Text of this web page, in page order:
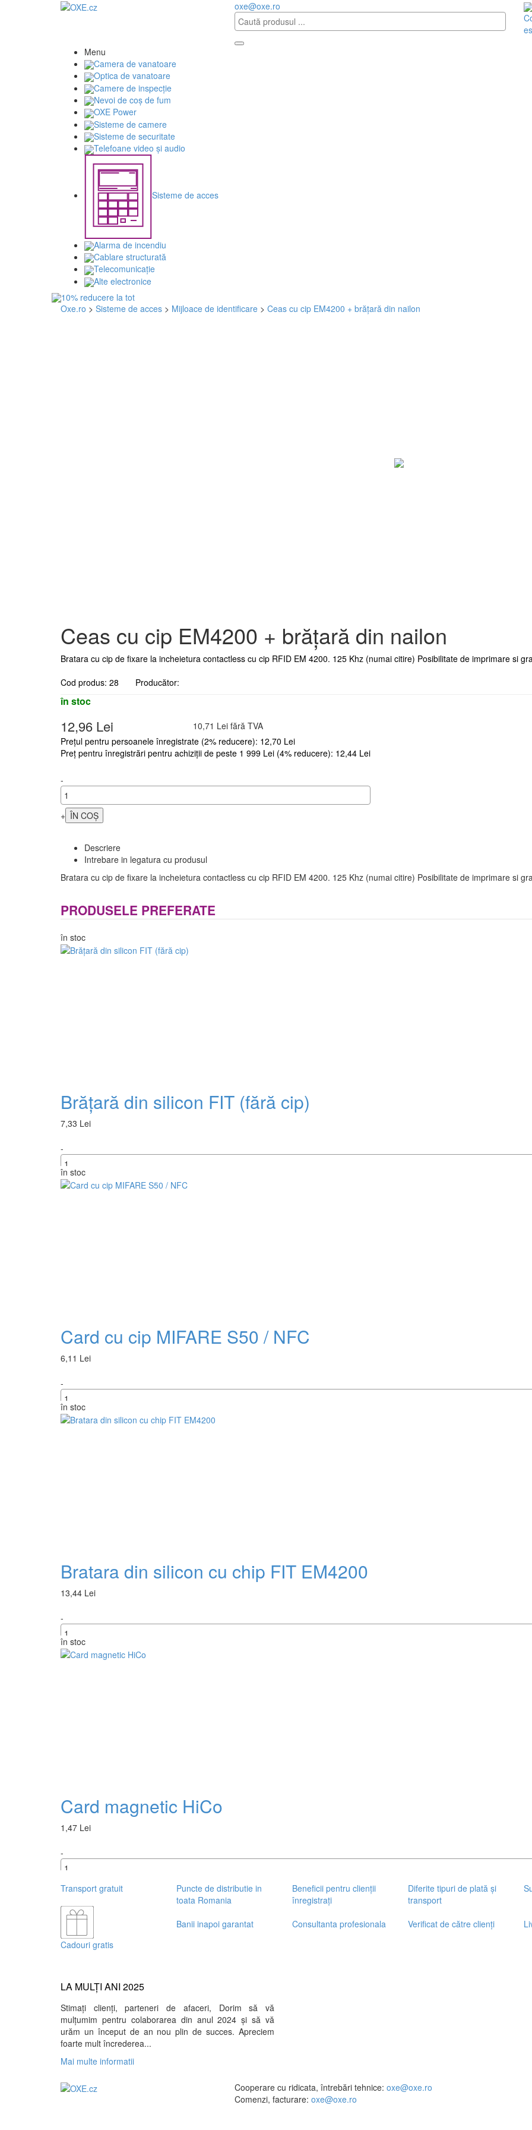
oxe@oxe.ro
Menu
Camera de vanatoare
Optica de vanatoare
Camere de inspecție
Nevoi de coș de fum
OXE Power
Sisteme de camere
Sisteme de securitate
Telefoane video și audio
Sisteme de acces
Alarma de incendiu
Cablare structurată
Telecomunicaţie
Alte electronice
Oxe.ro > Sisteme de acces > Mijloace de identificare > Ceas cu cip EM4200 + brățară din nailon
Ceas cu cip EM4200 + brățară din nailon
Bratara cu cip de fixare la incheietura contactless cu cip RFID EM 4200. 125 Khz (numai citire) Posibilitate de imprimare si
Cod produs: 28 Producător:
în stoc
12,96 Lei
10,71 Lei fără TVA
Prețul pentru persoanele înregistrate (2% reducere): 12,70 Lei
Preț pentru înregistrări pentru achiziții de peste 1 999 Lei (4% reducere): 12,44 Lei
-
+
Descriere
Intrebare in legatura cu produsul
Bratara cu cip de fixare la incheietura contactless cu cip RFID EM 4200. 125 Khz (numai citire) Posibilitate de imprimare si
PRODUSELE PREFERATE
în stoc
Brățară din silicon FIT (fără cip)
7,33 Lei
-
+
în stoc
Card cu cip MIFARE S50 / NFC
6,11 Lei
-
+
în stoc
Bratara din silicon cu chip FIT EM4200
13,44 Lei
-
+
în stoc
Card magnetic HiCo
1,47 Lei
-
+
Transport gratuit
Puncte de distributie in
toata Romania
Beneficii pentru clienții
înregistrați
Diferite tipuri de plată și
transport
Cadouri gratis
Banii inapoi garantat Consultanta profesionala Verificat de către clienți
LA MULȚI ANI 2025
Stimați clienți, parteneri de afaceri, Dorim să vă
mulțumim pentru colaborarea din anul 2024 și să vă
urăm un început de an nou plin de succes. Apreciem
foarte mult încrederea...
Mai multe informatii
Cooperare cu ridicata, întrebări tehnice: oxe@oxe.ro
Comenzi, facturare: oxe@oxe.ro